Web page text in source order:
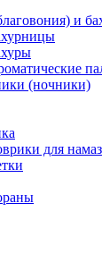
и
(ночники)
для